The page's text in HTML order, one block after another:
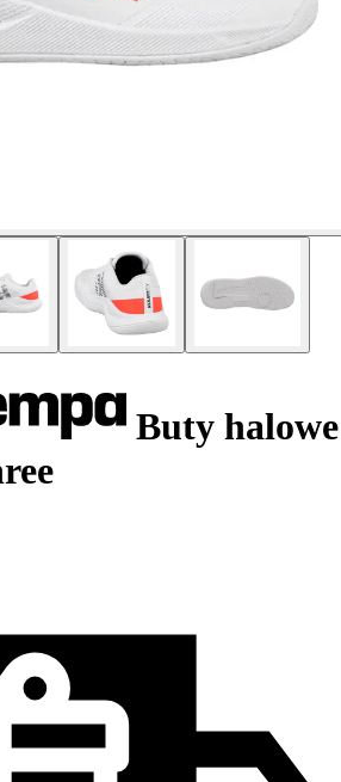
Buty halowe